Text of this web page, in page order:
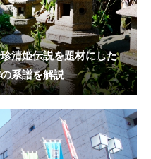
清姫伝説を題材にした
系譜を解説